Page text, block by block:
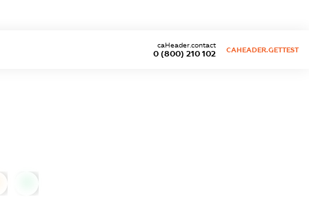
0 (800) 210 102
caHeader.contact
CAHEADER.GETTEST